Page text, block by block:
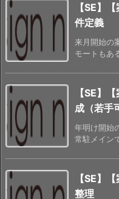
【SE】
件定義
来月開始の
モートもあ
【SE】
成（若手
年明け開始
常駐メイン
【SE】
整理